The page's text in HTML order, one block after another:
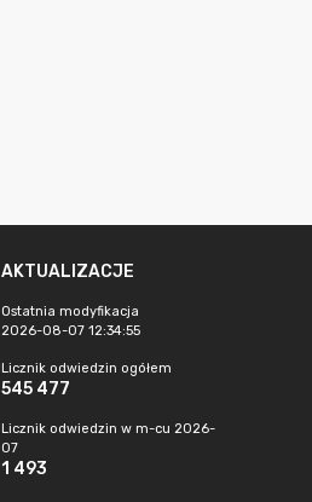
AKTUALIZACJE
Ostatnia modyfikacja
2026-08-07 12:34:55
Licznik odwiedzin ogółem
545 477
Licznik odwiedzin w m-cu 2026-
07
1 493